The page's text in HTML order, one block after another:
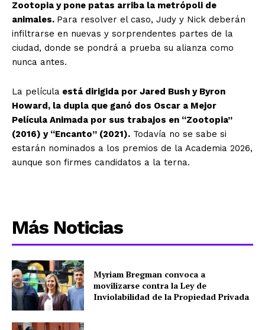
Zootopia y pone patas arriba la metrópoli de
animales. Para resolver el caso, Judy y Nick deberán
infiltrarse en nuevas y sorprendentes partes de la
ciudad, donde se pondrá a prueba su alianza como
nunca antes.
La película está dirigida por Jared Bush y Byron
Howard, la dupla que ganó dos Oscar a Mejor
Película Animada por sus trabajos en “Zootopia”
(2016) y “Encanto” (2021). Todavía no se sabe si
estarán nominados a los premios de la Academia 2026,
aunque son firmes candidatos a la terna.
Más Noticias
Myriam Bregman convoca a
movilizarse contra la Ley de
Inviolabilidad de la Propiedad Privada